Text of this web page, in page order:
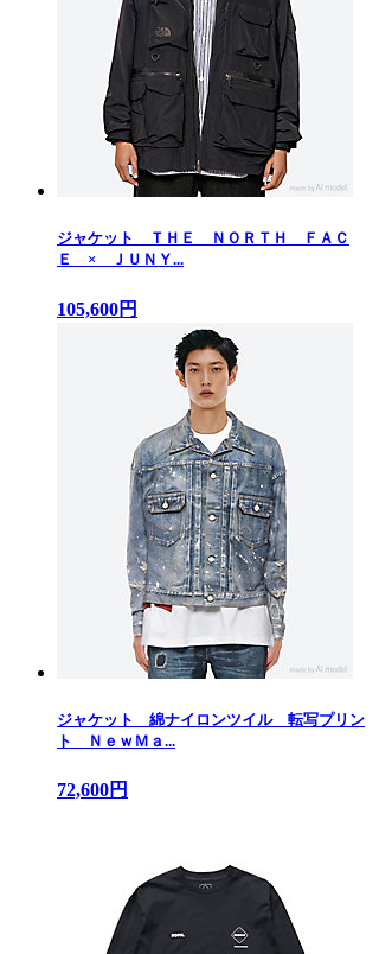
ジャケット ＴＨＥ ＮＯＲＴＨ ＦＡＣ
Ｅ × ＪＵＮＹ...
105,600円
ジャケット 綿ナイロンツイル 転写プリン
ト ＮｅｗＭａ...
72,600円